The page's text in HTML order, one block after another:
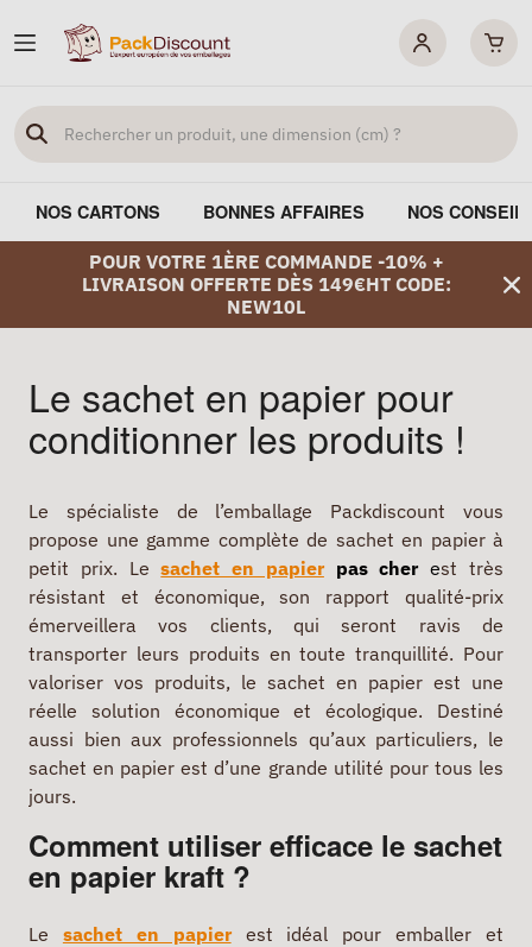
NOS CARTONS BONNES AFFAIRES NOS
POUR VOTRE 1ÈRE COMMANDE -10% +
LIVRAISON OFFERTE DÈS 149€HT CODE:
NEW10L
Le sachet en papier pour
conditionner les produits !
Le spécialiste de l’emballage Packdiscount vous
propose une gamme complète de sachet en papier à
petit prix. Lesachet en papier pas cherest très
résistant et économique, son rapport qualité-prix
émerveillera vos clients, qui seront ravis de
transporter leurs produits en toute tranquillité. Pour
valoriser vos produits, le sachet en papier est une
réelle solution économique et écologique. Destiné
aussi bien aux professionnels qu’aux particuliers, le
sachet en papier est d’une grande utilité pour tous les
jours.
Comment utiliser efficace le sachet
en papier kraft ?
Le sachet en papierest idéal pour emballer et